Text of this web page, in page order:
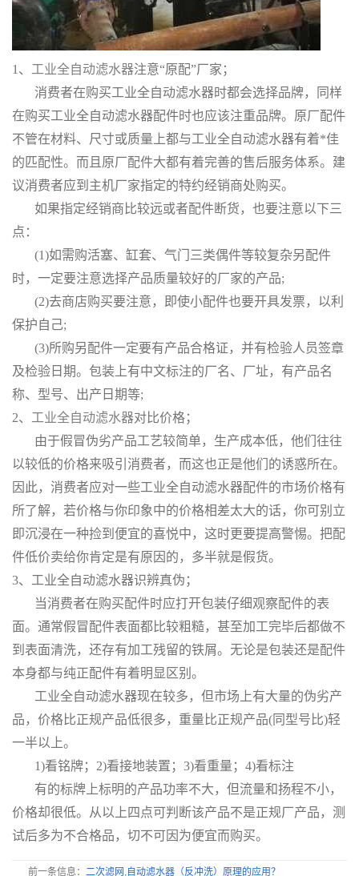
1、 工业全自动滤水器注意“原配”厂家；
消费者在购买工业全自动滤水器时都会选择品牌，同样
在购买工业全自动滤水器配件时也应该注重品牌。原厂配件
不管在材料、尺寸或质量上都与工业全自动滤水器有着*佳
的匹配性。而且原厂配件大都有着完善的售后服务体系。建
议消费者应到主机厂家指定的特约经销商处购买。
如果指定经销商比较远或者配件断货，也要注意以下三
点：
(1)如需购活塞、缸套、气门三类偶件等较复杂另配件
时，一定要注意选择产品质量较好的厂家的产品;
(2)去商店购买要注意，即使小配件也要开具发票，以利
保护自己;
(3)所购另配件一定要有产品合格证，并有检验人员签章
及检验日期。包装上有中文标注的厂名、厂址，有产品名
称、型号、出产日期等;
2、 工业全自动滤水器对比价格；
由于假冒伪劣产品工艺较简单，生产成本低，他们往往
以较低的价格来吸引消费者，而这也正是他们的诱惑所在。
因此，消费者应对一些工业全自动滤水器配件的市场价格有
所了解，若价格与你印象中的价格相差太大的话，你可别立
即沉浸在一种捡到便宜的喜悦中，这时更要提高警惕。把配
件低价卖给你肯定是有原因的，多半就是假货。
3、工业全自动滤水器识辨真伪；
当消费者在购买配件时应打开包装仔细观察配件的表
面。通常假冒配件表面都比较粗糙，甚至加工完毕后都做不
到表面清洗，还存有加工残留的铁屑。无论是包装还是配件
本身都与纯正配件有着明显区别。
工业全自动滤水器现在较多，但市场上有大量的伪劣产
品，价格比正规产品低很多，重量比正规产品(同型号比)轻
一半以上。
1)看铭牌；2)看接地装置；3)看重量；4)看标注
有的标牌上标明的产品功率不大，但流量和扬程不小，
价格却很低。从以上四点可判断该产品不是正规厂产品，测
试后多为不合格品，切不可因为便宜而购买。
前一条信息： 二次滤网,自动滤水器（反冲洗）原理的应用？